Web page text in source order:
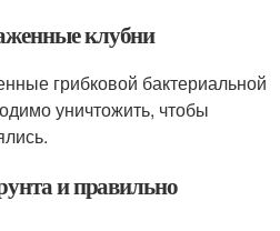
клубни
грибковой бактериальной
уничтожить, чтобы
и правильно